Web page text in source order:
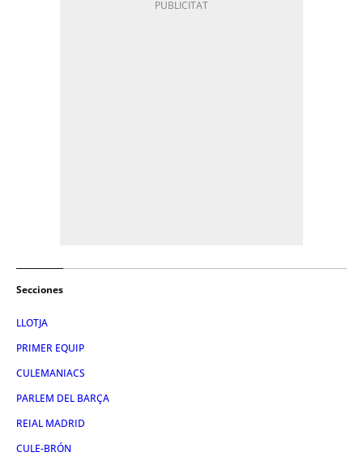
Secciones
LLOTJA
PRIMER EQUIP
CULEMANIACS
PARLEM DEL BARÇA
REIAL MADRID
CULE-BRÓN